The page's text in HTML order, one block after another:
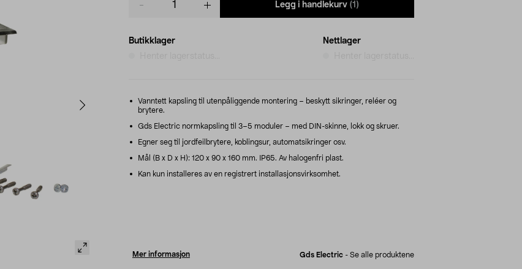
Legg i handlekurv (1)
Butikklager
Nettlager
Vanntett kapsling til utenpåliggende montering – beskytt sikringer, reléer og
brytere.
Gds Electric normkapsling til 3–5 moduler – med DIN-skinne, lokk og skruer.
Egner seg til jordfeilbrytere, koblingsur, automatsikringer osv.
Mål (B x D x H): 120 x 90 x 160 mm. IP65. Av halogenfri plast.
Kan kun installeres av en registrert installasjonsvirksomhet.
Mer informasjon Gds Electric - Se alle produktene